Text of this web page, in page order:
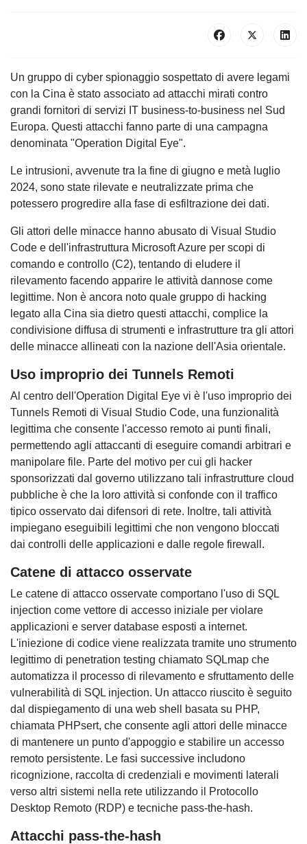
Un gruppo di cyber spionaggio sospettato di avere legami
con la Cina è stato associato ad attacchi mirati contro
grandi fornitori di servizi IT business-to-business nel Sud
Europa. Questi attacchi fanno parte di una campagna
denominata "Operation Digital Eye".
Le intrusioni, avvenute tra la fine di giugno e metà luglio
2024, sono state rilevate e neutralizzate prima che
potessero progredire alla fase di esfiltrazione dei dati.
Gli attori delle minacce hanno abusato di Visual Studio
Code e dell'infrastruttura Microsoft Azure per scopi di
comando e controllo (C2), tentando di eludere il
rilevamento facendo apparire le attività dannose come
legittime. Non è ancora noto quale gruppo di hacking
legato alla Cina sia dietro questi attacchi, complice la
condivisione diffusa di strumenti e infrastrutture tra gli attori
delle minacce allineati con la nazione dell'Asia orientale.
Uso improprio dei Tunnels Remoti
Al centro dell'Operation Digital Eye vi è l'uso improprio dei
Tunnels Remoti di Visual Studio Code, una funzionalità
legittima che consente l'accesso remoto ai punti finali,
permettendo agli attaccanti di eseguire comandi arbitrari e
manipolare file. Parte del motivo per cui gli hacker
sponsorizzati dal governo utilizzano tali infrastrutture cloud
pubbliche è che la loro attività si confonde con il traffico
tipico osservato dai difensori di rete. Inoltre, tali attività
impiegano eseguibili legittimi che non vengono bloccati
dai controlli delle applicazioni e dalle regole firewall.
Catene di attacco osservate
Le catene di attacco osservate comportano l'uso di SQL
injection come vettore di accesso iniziale per violare
applicazioni e server database esposti a internet.
L'iniezione di codice viene realizzata tramite uno strumento
legittimo di penetration testing chiamato SQLmap che
automatizza il processo di rilevamento e sfruttamento delle
vulnerabilità di SQL injection. Un attacco riuscito è seguito
dal dispiegamento di una web shell basata su PHP,
chiamata PHPsert, che consente agli attori delle minacce
di mantenere un punto d'appoggio e stabilire un accesso
remoto persistente. Le fasi successive includono
ricognizione, raccolta di credenziali e movimenti laterali
verso altri sistemi nella rete utilizzando il Protocollo
Desktop Remoto (RDP) e tecniche pass-the-hash.
Attacchi pass-the-hash